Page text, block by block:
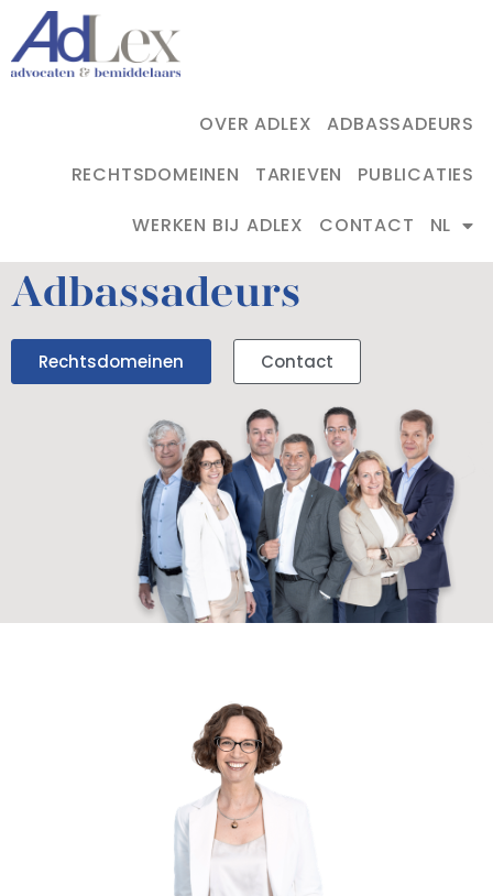
OVER ADLEX
ADBASSADEURS
RECHTSDOMEINEN
TARIEVEN
PUBLICATIES
WERKEN BIJ ADLEX
CONTACT NL
Adbassadeurs
Rechtsdomeinen Contact